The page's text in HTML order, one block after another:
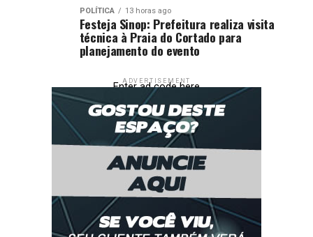
POLÍTICA 13 horas ago
Festeja Sinop: Prefeitura realiza visita
técnica à Praia do Cortado para
planejamento do evento
ADVERTISEMENT
Enter ad code here